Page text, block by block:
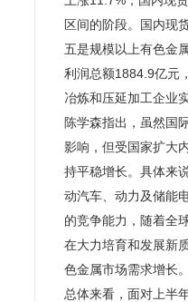
区间的阶段。国内现
五是规模以上有色金
利润总额1884.9亿元
冶炼和压延加工企业
陈学森指出，虽然国
影响，但受国家扩大
持平稳增长。具体来
动汽车、动力及储能
的竞争能力，随着全
在大力培育和发展新
色金属市场需求增长
总体来看，面对上半